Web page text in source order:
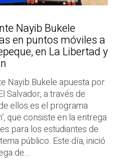
Nayib Bukele
en puntos móviles a
en La Libertad y
Nayib Bukele apuesta por
Salvador, a través de
ellos es el programa
que consiste en la entrega
para los estudiantes de
público. Este día, inició
de…